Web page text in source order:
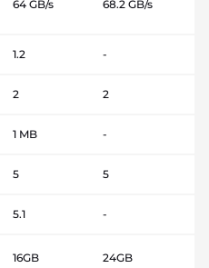
64 GB/s 68.2 GB/s
1.2 -
2 2
1 MB -
5 5
5.1 -
16GB 24GB